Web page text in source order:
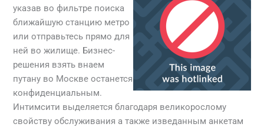
указав во фильтре поиска
ближайшую станцию метро
или отправьтесь прямо для
ней во жилище. Бизнес-
решения взять внаем
путану во Москве останется
конфиденциальным.
Интимсити выделяется благодаря великорослому
свойству обслуживания а также изведанным анкетам